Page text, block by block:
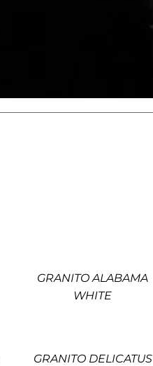
GRANITO ALABAMA
WHITE
GRANITO DELICATUS